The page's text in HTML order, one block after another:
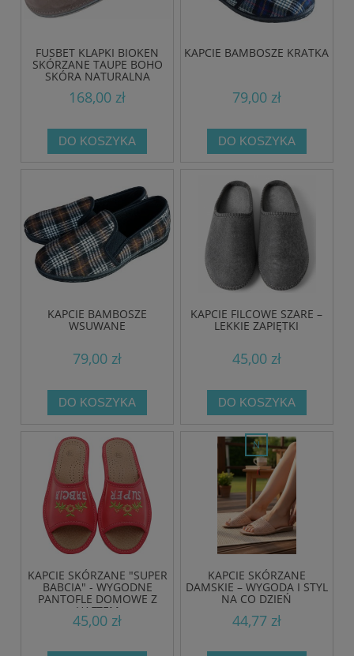
FUSBET KLAPKI BIOKEN
SKÓRZANE TAUPE BOHO
SKÓRA NATURALNA
168,00 zł
DO KOSZYKA
KAPCIE BAMBOSZE KRATKA
79,00 zł
DO KOSZYKA
KAPCIE BAMBOSZE
WSUWANE
79,00 zł
DO KOSZYKA
KAPCIE FILCOWE SZARE –
LEKKIE ZAPIĘTKI
45,00 zł
DO KOSZYKA
KAPCIE SKÓRZANE "SUPER
BABCIA" - WYGODNE
PANTOFLE DOMOWE Z
HAFTEM
45,00 zł
KAPCIE SKÓRZANE
DAMSKIE – WYGODA I STYL
NA CO DZIEŃ
44,77 zł
nowość